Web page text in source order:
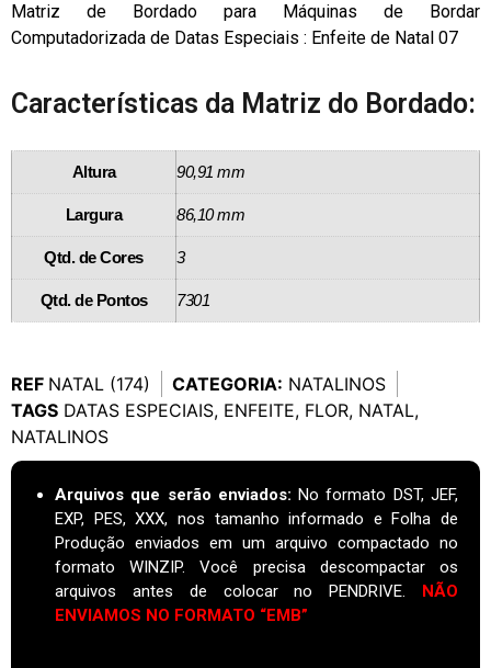
Matriz de Bordado para Máquinas de Bordar
Computadorizada de Datas Especiais : Enfeite de Natal 07
Características da Matriz do Bordado:
Altura 90,91 mm
Largura 86,10 mm
Qtd. de Cores 3
Qtd. de Pontos 7301
REF NATAL (174) CATEGORIA: NATALINOS
TAGS DATAS ESPECIAIS, ENFEITE, FLOR, NATAL,
NATALINOS
Arquivos que serão enviados: No formato DST, JEF,
EXP, PES, XXX, nos tamanho informado e Folha de
Produção enviados em um arquivo compactado no
formato WINZIP. Você precisa descompactar os
arquivos antes de colocar no PENDRIVE. NÃO
ENVIAMOS NO FORMATO “EMB”